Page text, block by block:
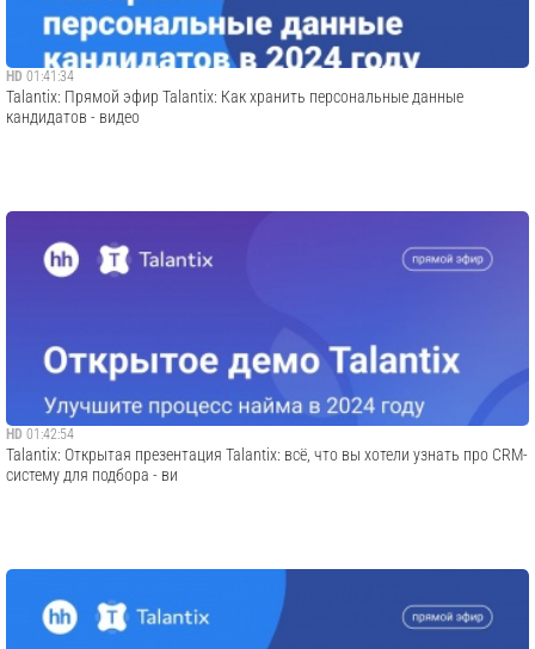
HD 01:41:34
Talantix: Прямой эфир Talantix: Как хранить персональные данные
кандидатов - видео
HD 01:42:54
Talantix: Открытая презентация Talantix: всё, что вы хотели узнать про CRM-
систему для подбора - ви